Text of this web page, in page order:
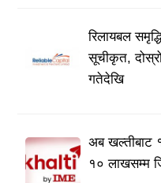
रिलायबल
सूचीकृत,
गतेदेखि
अब खल्तीबाट
१० लाखसम्म